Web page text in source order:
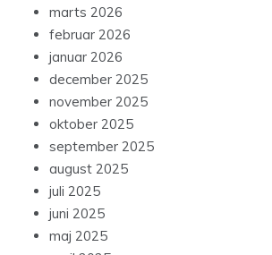
marts 2026
februar 2026
januar 2026
december 2025
november 2025
oktober 2025
september 2025
august 2025
juli 2025
juni 2025
maj 2025